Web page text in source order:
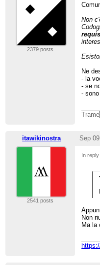
2379 posts
Non
Ne
- la
- se
-
Trame
itawikinostra Sep
2541 posts
In
Non
Ma la